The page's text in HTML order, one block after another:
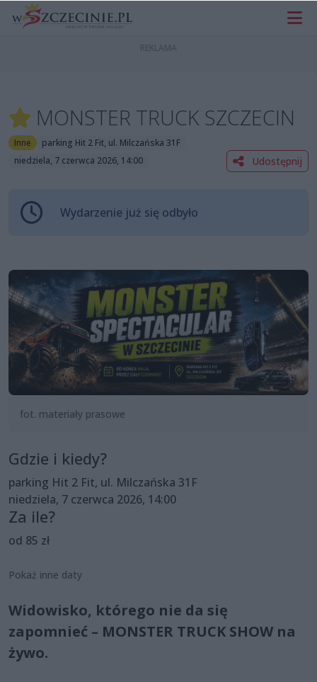
MONSTER TRUCK SZCZECIN
Inne
parking Hit 2 Fit, ul. Milczańska 31F
niedziela, 7 czerwca 2026, 14:00
Udostępnij
Wydarzenie już się odbyło
fot. materiały prasowe
Gdzie i kiedy?
parking Hit 2 Fit, ul. Milczańska 31F
niedziela, 7 czerwca 2026, 14:00
Za ile?
od 85 zł
Pokaż inne daty
Widowisko, którego nie da się
zapomnieć – MONSTER TRUCK SHOW na
żywo.